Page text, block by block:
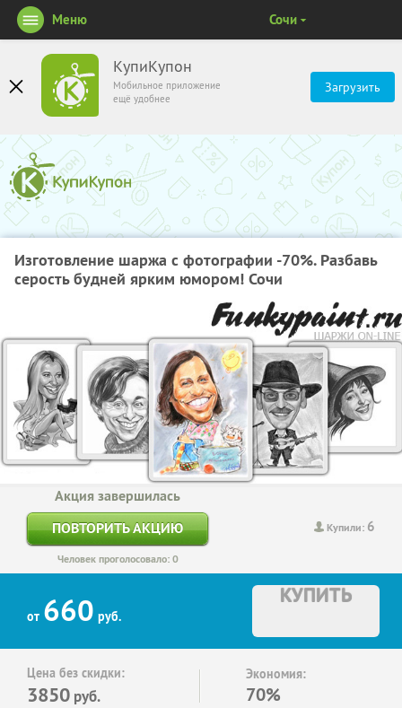
КупиКупон
Мобильное приложение
ещё удобнее
Загрузить
Меню Сочи
Изготовление шаржа с фотографии -70%. Разбавь
серость будней ярким юмором! Сочи
Купили: 6
Акция завершилась
ПОВТОРИТЬ АКЦИЮ
Человек проголосовало: 0
от 660 руб.
КУПИТЬ
Цена без скидки:
3850 руб.
Экономия:
70%